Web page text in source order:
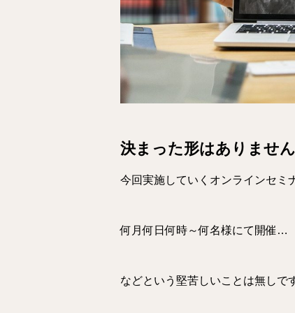
決まった形はありません
今回実施していくオンラインセミ
何月何日何時～何名様にて開催…
などという堅苦しいことは無しで